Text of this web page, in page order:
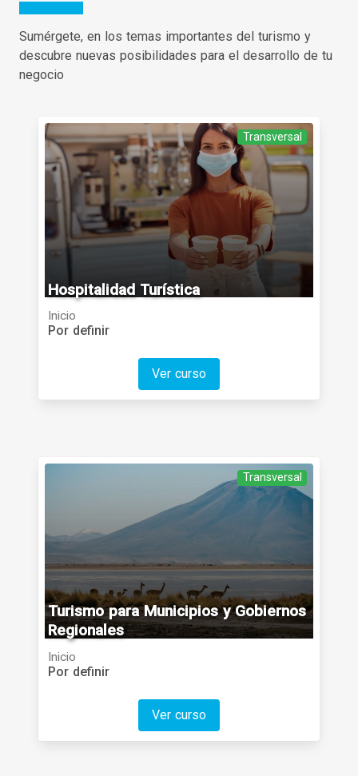
Sumérgete, en los temas importantes del turismo y
descubre nuevas posibilidades para el desarrollo de tu
negocio
Hospitalidad Turística
Inicio
Por definir
Categoría
Transversal
Ver curso
Turismo para Municipios y Gobiernos
Regionales
Inicio
Por definir
Categoría
Transversal
Ver curso